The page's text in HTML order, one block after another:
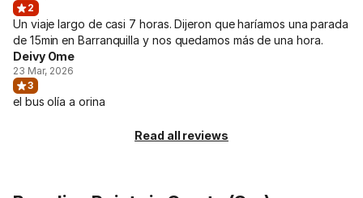
2
Un viaje largo de casi 7 horas. Dijeron que haríamos una parada
de 15min en Barranquilla y nos quedamos más de una hora.
Deivy Ome
23 Mar, 2026
3
el bus olía a orina
Read all reviews